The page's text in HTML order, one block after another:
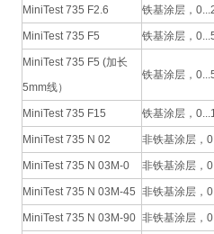
MiniTest 735 F2.6 铁基涂层，
MiniTest 735 F5 铁基涂层，
MiniTest 735 F5 (加长
5mm线）
铁基涂层，
MiniTest 735 F15 铁基涂层，
MiniTest 735 N 02 非铁基涂层，
MiniTest 735 N 03M-0 非铁基涂层
MiniTest 735 N 03M-45 非铁基涂层，
MiniTest 735 N 03M-90 非铁基涂层，